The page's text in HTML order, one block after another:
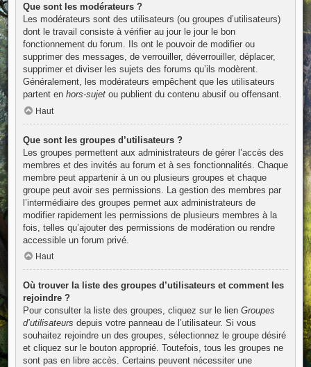
Que sont les modérateurs ?
Les modérateurs sont des utilisateurs (ou groupes d’utilisateurs)
dont le travail consiste à vérifier au jour le jour le bon
fonctionnement du forum. Ils ont le pouvoir de modifier ou
supprimer des messages, de verrouiller, déverrouiller, déplacer,
supprimer et diviser les sujets des forums qu’ils modèrent.
Généralement, les modérateurs empêchent que les utilisateurs
partent en hors-sujetou publient du contenu abusif ou offensant.
Haut
Que sont les groupes d’utilisateurs ?
Les groupes permettent aux administrateurs de gérer l’accès des
membres et des invités au forum et à ses fonctionnalités. Chaque
membre peut appartenir à un ou plusieurs groupes et chaque
groupe peut avoir ses permissions. La gestion des membres par
l’intermédiaire des groupes permet aux administrateurs de
modifier rapidement les permissions de plusieurs membres à la
fois, telles qu’ajouter des permissions de modération ou rendre
accessible un forum privé.
Haut
Où trouver la liste des groupes d’utilisateurs et comment les
rejoindre ?
Pour consulter la liste des groupes, cliquez sur le lien Groupes
d’utilisateurs depuis votre panneau de l’utilisateur. Si vous
souhaitez rejoindre un des groupes, sélectionnez le groupe désiré
et cliquez sur le bouton approprié. Toutefois, tous les groupes ne
sont pas en libre accès. Certains peuvent nécessiter une